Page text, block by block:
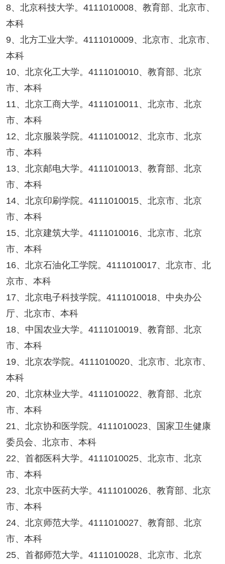
8、北京科技大学。4111010008、教育部、北京市、
本科
9、北方工业大学。4111010009、北京市、北京市、
本科
10、北京化工大学。4111010010、教育部、北京
市、本科
11、北京工商大学。4111010011、北京市、北京
市、本科
12、北京服装学院。4111010012、北京市、北京
市、本科
13、北京邮电大学。4111010013、教育部、北京
市、本科
14、北京印刷学院。4111010015、北京市、北京
市、本科
15、北京建筑大学。4111010016、北京市、北京
市、本科
16、北京石油化工学院。4111010017、北京市、北
京市、本科
17、北京电子科技学院。4111010018、中央办公
厅、北京市、本科
18、中国农业大学。4111010019、教育部、北京
市、本科
19、北京农学院。4111010020、北京市、北京市、
本科
20、北京林业大学。4111010022、教育部、北京
市、本科
21、北京协和医学院。4111010023、国家卫生健康
委员会、北京市、本科
22、首都医科大学。4111010025、北京市、北京
市、本科
23、北京中医药大学。4111010026、教育部、北京
市、本科
24、北京师范大学。4111010027、教育部、北京
市、本科
25、首都师范大学。4111010028、北京市、北京